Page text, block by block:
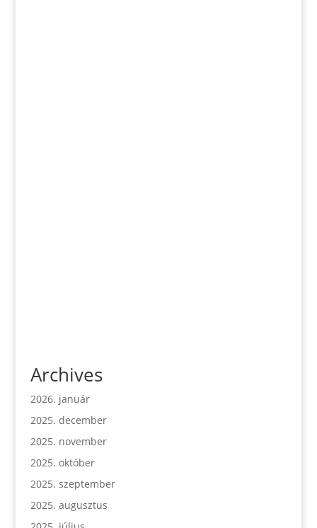
Archives
2026. január
2025. december
2025. november
2025. október
2025. szeptember
2025. augusztus